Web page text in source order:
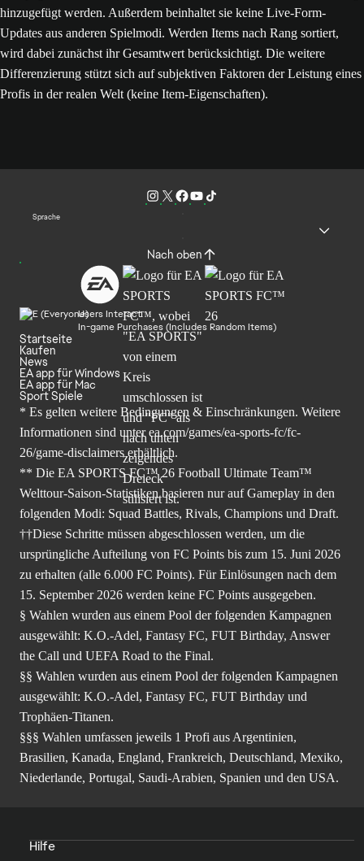
hinzugefügt werden. Außerdem beinhaltet sie keine Live-Form-
Updates aus anderen Spielmodi. Werden Items nach Rang sortiert,
wird dabei zunächst ihr Gesamtwert berücksichtigt. Die weitere
Differenzierung stützt sich auf subjektiven Faktoren der Leistung eines
Profis in der realen Welt (keine Item-Eigenschaften).
Sprache
Nach oben
Users Interact
In-game Purchases (Includes Random Items)
Startseite
Kaufen
News
EA app für Windows
EA app für Mac
Sport Spiele
* Es gelten weitere Bedingungen & Einschränkungen. Weitere
Informationen sind unterea.com/games/ea-sports-fc/fc-
26/game-disclaimers erhältlich.
** Die EA SPORTS FC™ 26 Football Ultimate Team™
Welttour-Saison-Statistiken basieren nur auf Gameplay in den
folgenden Modi: Squad Battles, Rivals, Champions und Draft.
††Diese Schritte müssen abgeschlossen werden, um die
ursprüngliche Aufteilung von FC Points bis zum 15. Juni 2026
zu erhalten (alle 6.000 FC Points). Für Einlösungen nach dem
15. September 2026 werden keine FC Points ausgegeben.
§ Wahlen wurden aus einem Pool der folgenden Kampagnen
ausgewählt: K.O.-Adel, Fantasy FC, FUT Birthday, Answer
the Call und UEFA Road to the Final.
§§ Wahlen wurden aus einem Pool der folgenden Kampagnen
ausgewählt: K.O.-Adel, Fantasy FC, FUT Birthday und
Trophäen-Titanen.
§§§ Wahlen umfassen jeweils 1 Profi aus Argentinien,
Brasilien, Kanada, England, Frankreich, Deutschland, Mexiko,
Niederlande, Portugal, Saudi-Arabien, Spanien und den USA.
Hilfe